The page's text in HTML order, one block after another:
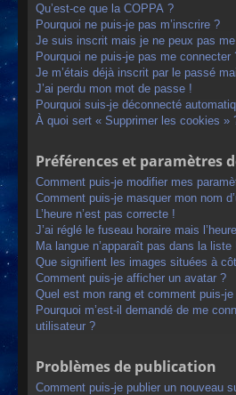
Qu’est-ce que la COPPA ?
Pourquoi ne puis-je pas m’inscrire ?
Je suis inscrit mais je ne peux pas
Pourquoi ne puis-je pas me connecter
Je m’étais déjà inscrit par le passé
J’ai perdu mon mot de passe !
Pourquoi suis-je déconnecté
À quoi sert « Supprimer les cookies »
Préférences et paramètres
Comment puis-je modifier mes
Comment puis-je masquer mon nom
L’heure n’est pas correcte !
J’ai réglé le fuseau horaire mais
Ma langue n’apparaît pas dans la liste
Que signifient les images situées à
Comment puis-je afficher un avatar ?
Quel est mon rang et comment puis-
Pourquoi m’est-il demandé de me
utilisateur ?
Problèmes de publication
Comment puis-je publier un nouveau